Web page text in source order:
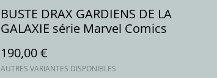
BUSTE DRAX GARDIENS DE LA
GALAXIE série Marvel Comics
190,00 €
AUTRES VARIANTES DISPONIBLES